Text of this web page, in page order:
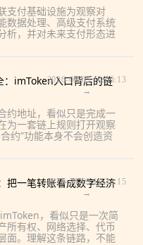
支付基础设施为观察对
数据处理、高级支付系统
析，并对未来支付形态进
：imToken入口背后的链
2026-08-05 14:56:13
→
约地址，看似只是完成一
为一套链上规则打开观察
约”功能本身不会创造资
把一笔转账看成数字经济
2026-08-05 19:32:15
→
，看似只是一次简
所有权、网络选择、代币
面。理解这条链路，不能